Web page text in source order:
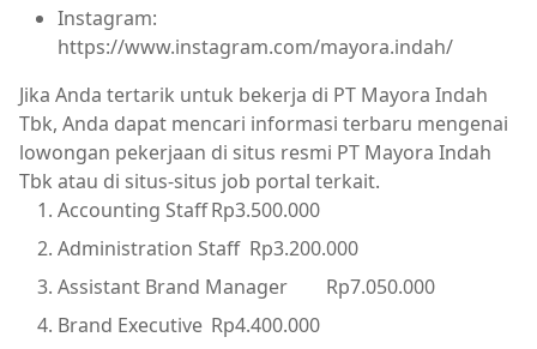
Instagram:
https://www.instagram.com/mayora.indah/
Jika Anda tertarik untuk bekerja di PT Mayora Indah
Tbk, Anda dapat mencari informasi terbaru mengenai
lowongan pekerjaan di situs resmi PT Mayora Indah
Tbk atau di situs-situs job portal terkait.
Accounting StaffRp3.500.000
Administration Staff Rp3.200.000
Assistant Brand Manager
Rp7.050.000
Brand Executive Rp4.400.000